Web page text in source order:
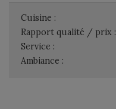
Cuisine :
Rapport qualité / prix :
Service :
Ambiance :